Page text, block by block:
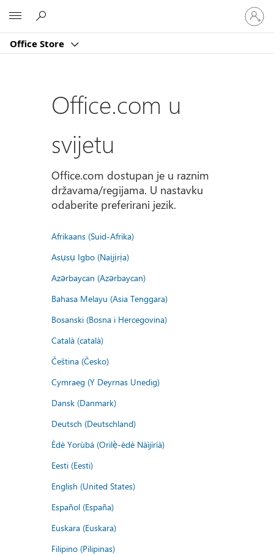
Office Store
Prijavite
se
u
račun
Office.com u
svijetu
Office.com dostupan je u raznim
državama/regijama. U nastavku
odaberite preferirani jezik.
Afrikaans (Suid-Afrika)
Asụsụ Igbo (Naịjịrịa)
Azərbaycan (Azərbaycan)
Bahasa Melayu (Asia Tenggara)
Bosanski (Bosna i Hercegovina)
Català (català)
Čeština (Česko)
Cymraeg (Y Deyrnas Unedig)
Dansk (Danmark)
Deutsch (Deutschland)
Èdè Yorùbá (Orilẹ̀-èdè Nàìjíríà)
Eesti (Eesti)
English (United States)
Español (España)
Euskara (Euskara)
Filipino (Pilipinas)